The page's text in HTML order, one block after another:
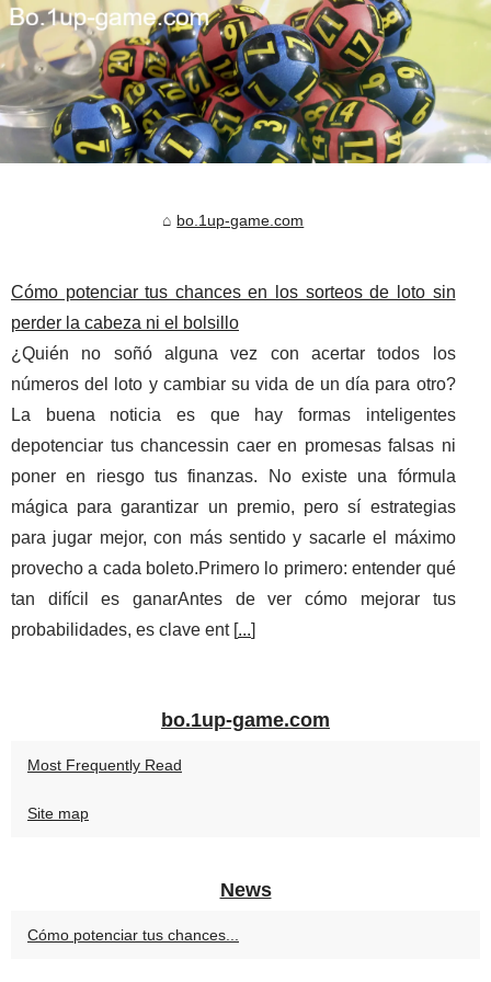
bo.1up-game.com
Cómo potenciar tus chances en los sorteos de loto sin
perder la cabeza ni el bolsillo
¿Quién no soñó alguna vez con acertar todos los
números del loto y cambiar su vida de un día para otro?
La buena noticia es que hay formas inteligentes
depotenciar tus chancessin caer en promesas falsas ni
poner en riesgo tus finanzas. No existe una fórmula
mágica para garantizar un premio, pero sí estrategias
para jugar mejor, con más sentido y sacarle el máximo
provecho a cada boleto.Primero lo primero: entender qué
tan difícil es ganarAntes de ver cómo mejorar tus
probabilidades, es clave ent [...]
bo.1up-game.com
Most Frequently Read
Site map
News
Cómo potenciar tus chances...